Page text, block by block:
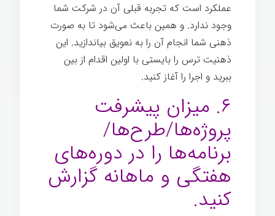
عملکرد است که تجربه قبلی آن در شرکت شما
وجود ندارد. و همین باعث می‌شود تا به صورت
ذهنی شما انجام آن را به نعویق بیاندازید. این
ذهنیت ترس را بایستی با اولین اقدام از بین
ببرید و اجرا را آغاز کنید.
۶. میزان پیشرفت
پروژه‌ها/طرح‌ها/
برنامه‌ها را در دوره‌های
هفتگی و ماهانه گزارش
کنید.